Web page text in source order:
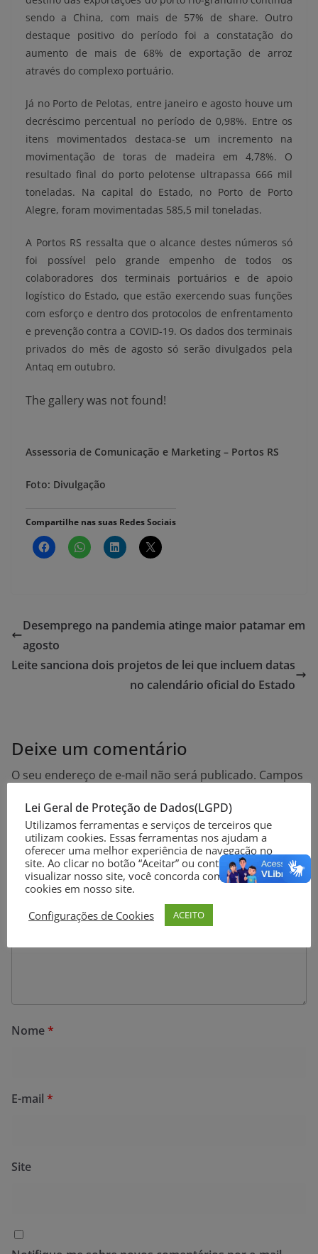
sendo a China, com mais de 57% de share. Outro
destaque positivo do período foi a constatação do
aumento de mais de 68% de exportação de arroz
através do complexo portuário.
Já no Porto de Pelotas, entre janeiro e agosto houve um
decréscimo percentual no período de 0,98%. Entre os
itens movimentados destaca-se um incremento na
movimentação de toras de madeira em 4,78%. O
resultado final do porto pelotense ultrapassa 666 mil
toneladas. Na capital do Estado, no Porto de Porto
Alegre, foram movimentadas 585,5 mil toneladas.
A Portos RS ressalta que o alcance destes números só
foi possível pelo grande empenho de todos os
colaboradores dos terminais portuários e de apoio
logístico do Estado, que estão exercendo suas funções
com esforço e dentro dos protocolos de enfrentamento
e prevenção contra a COVID-19. Os dados dos terminais
privados do mês de agosto só serão divulgados pela
Antaq em outubro.
The gallery was not found!
Assessoria de Comunicação e Marketing – Portos RS
Foto: Divulgação
Compartilhe nas suas Redes Sociais
Desemprego na pandemia atinge maior patamar em
agosto
Leite sanciona dois projetos de lei que incluem datas
no calendário oficial do Estado
Deixe um comentário
O seu endereço de e-mail não será publicado. Campos
Comentário*
Nome*
E-mail *
Site
Lei Geral de Proteção de Dados(LGPD)
Utilizamos ferramentas e serviços de terceiros que
utilizam cookies. Essas ferramentas nos ajudam a
oferecer uma melhor experiência de navegação no
site. Ao clicar no botão “Aceitar” ou continuar a
visualizar nosso site, você concorda com o uso de
cookies em nosso site.
Configurações de Cookies
ACEITO